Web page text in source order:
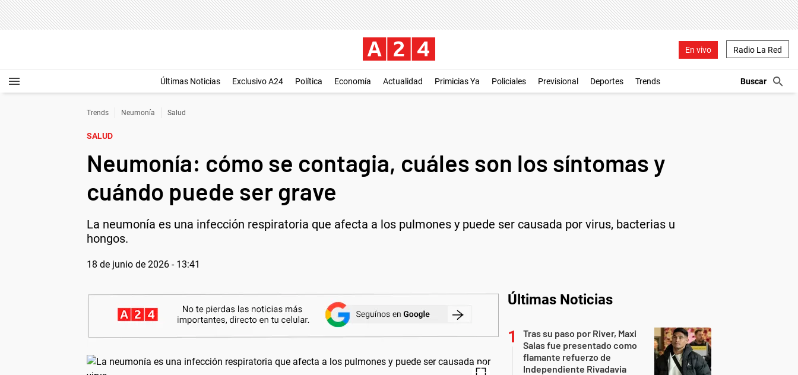
En vivo Radio La Red
Últimas Noticias Exclusivo A24 Política Economía Actualidad Primicias Ya Policiales Previsional Deportes Trends
Trends Neumonía Salud
SALUD
Neumonía: cómo se contagia, cuáles son los síntomas y
cuándo puede ser grave
La neumonía es una infección respiratoria que afecta a los pulmones y puede ser causada por virus, bacterias u
hongos.
18 de junio de 2026 - 13:41
Últimas Noticias
Tras su paso por River, Maxi
Salas fue presentado como
flamante refuerzo de
Independiente Rivadavia